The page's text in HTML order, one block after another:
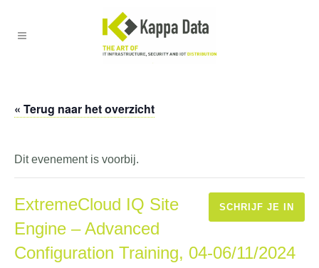
« Terug naar het overzicht
Dit evenement is voorbij.
SCHRIJF JE IN
ExtremeCloud IQ Site
Engine – Advanced
Configuration Training, 04-06/11/2024